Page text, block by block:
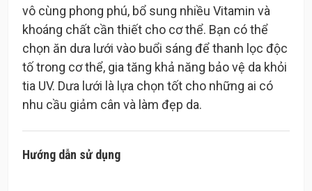
vô cùng phong phú, bổ sung nhiều Vitamin và
khoáng chất cần thiết cho cơ thể. Bạn có thể
chọn ăn dưa lưới vào buổi sáng để thanh lọc độc
tố trong cơ thể, gia tăng khả năng bảo vệ da khỏi
tia UV. Dưa lưới là lựa chọn tốt cho những ai có
Hướng dẫn sử dụng